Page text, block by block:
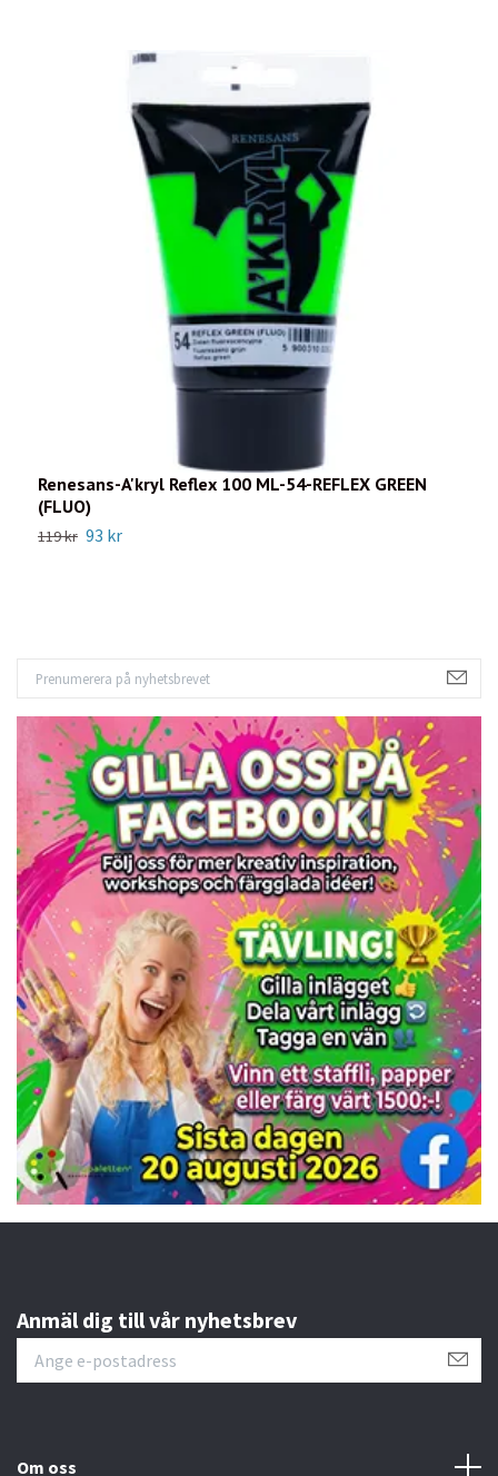
Renesans-A'kryl Reflex 100 ML-54-REFLEX GREEN
(FLUO)
119 kr 93 kr
Anmäl dig till vår nyhetsbrev
Om oss